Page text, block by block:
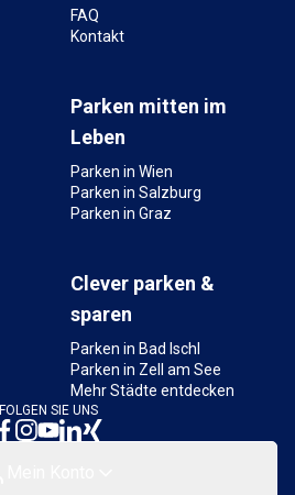
FAQ
Kontakt
Parken mitten im
Leben
Parken in Wien
Parken in Salzburg
Parken in Graz
Clever parken &
sparen
Parken in Bad Ischl
Parken in Zell am See
Mehr Städte entdecken
FOLGEN SIE UNS